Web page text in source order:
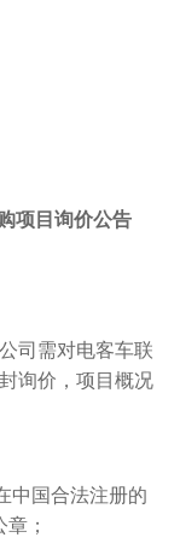
项目询价公告
司需对电客车联
询价，项目概况
中国合法注册的
章 ；